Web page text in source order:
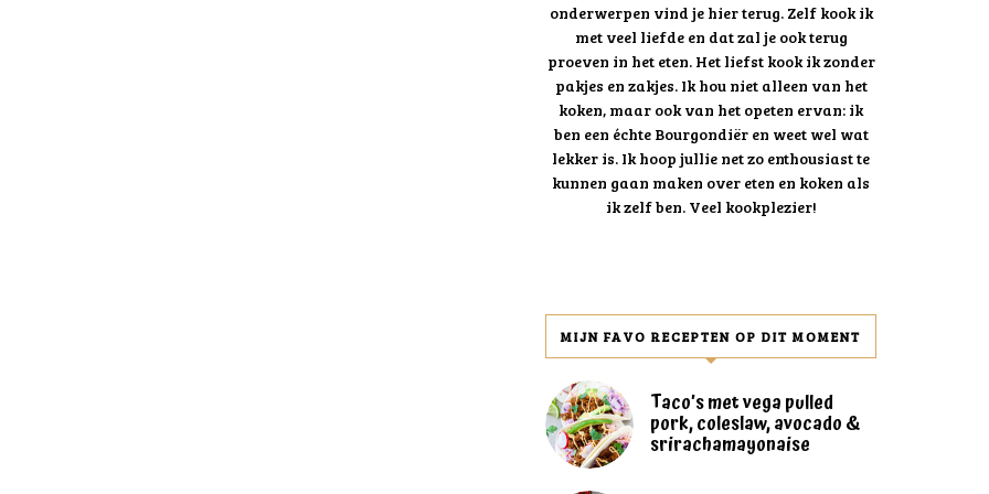
onderwerpen vind je hier terug. Zelf kook ik
met veel liefde en dat zal je ook terug
proeven in het eten. Het liefst kook ik zonder
pakjes en zakjes. Ik hou niet alleen van het
koken, maar ook van het opeten ervan: ik
ben een échte Bourgondiër en weet wel wat
lekker is. Ik hoop jullie net zo enthousiast te
kunnen gaan maken over eten en koken als
ik zelf ben. Veel kookplezier!
MIJN FAVO RECEPTEN OP DIT MOMENT
Taco’s met vega pulled
pork, coleslaw, avocado &
srirachamayonaise